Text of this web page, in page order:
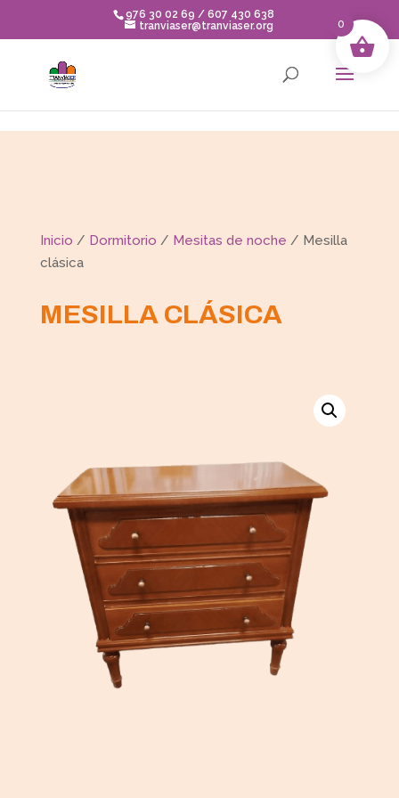
976 30 02 69 / 607 430 638
tranviaser@tranviaser.org
Inicio / Dormitorio / Mesitas de noche / Mesilla
clásica
MESILLA CLÁSICA
0